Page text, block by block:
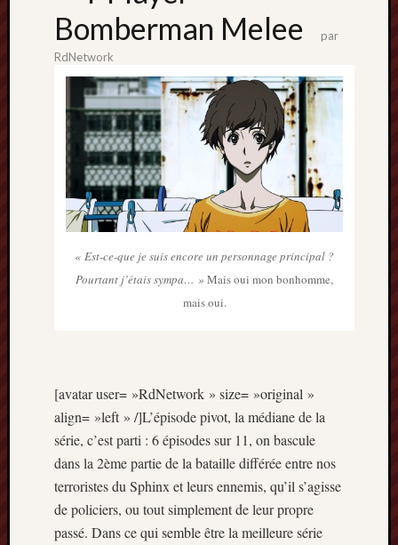
Bomberman Melee
par
RdNetwork
« Est-ce-que je suis encore un personnage principal ?
Pourtant j’étais sympa… » Mais oui mon bonhomme,
mais oui.
[avatar user= »RdNetwork » size= »original »
align= »left » /]L’épisode pivot, la médiane de la
série, c’est parti : 6 épisodes sur 11, on bascule
dans la 2ème partie de la bataille différée entre nos
terroristes du Sphinx et leurs ennemis, qu’il s’agisse
de policiers, ou tout simplement de leur propre
passé. Dans ce qui semble être la meilleure série